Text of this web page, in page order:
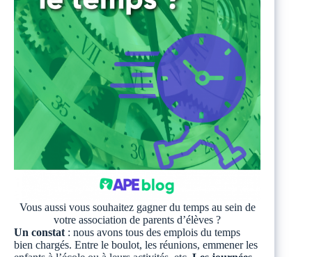
Vous aussi vous souhaitez gagner du temps au sein de
votre association de parents d’élèves ?
Un constat : nous avons tous des emplois du temps
bien chargés. Entre le boulot, les réunions, emmener les